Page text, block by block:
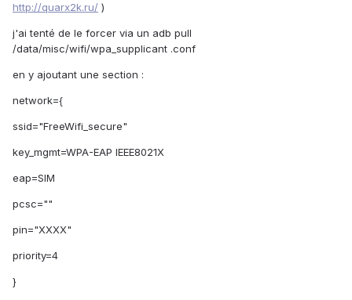
http://quarx2k.ru/ )
j'ai tenté de le forcer via un adb pull
/data/misc/wifi/wpa_supplicant .conf
en y ajoutant une section :
network={
ssid="FreeWifi_secure"
key_mgmt=WPA-EAP IEEE8021X
eap=SIM
pcsc=""
pin="XXXX"
priority=4
}